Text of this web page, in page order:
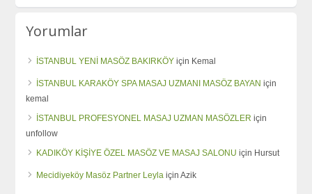
Yorumlar
İSTANBUL YENİ MASÖZ BAKIRKÖY için Kemal
İSTANBUL KARAKÖY SPA MASAJ UZMANI MASÖZ BAYAN için
kemal
İSTANBUL PROFESYONEL MASAJ UZMAN MASÖZLER için
unfollow
KADIKÖY KİŞİYE ÖZEL MASÖZ VE MASAJ SALONU için Hursut
Mecidiyeköy Masöz Partner Leyla içinAzik